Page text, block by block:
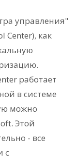
управления"
Center), как
работает
в системе
можно
Этой
- все
с